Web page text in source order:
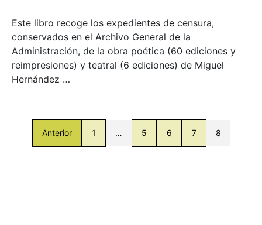
Este libro recoge los expedientes de censura,
conservados en el Archivo General de la
Administración, de la obra poética (60 ediciones y
reimpresiones) y teatral (6 ediciones) de Miguel
Hernández …
Anterior 1 … 5 6 7 8